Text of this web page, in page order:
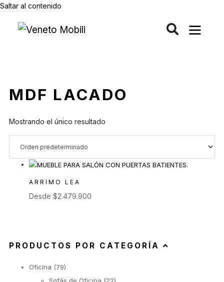
Saltar al contenido
MDF LACADO
Mostrando el único resultado
ARRIMO LEA
Desde $2.479.900
PRODUCTOS POR CATEGORÍA
Oficina (79)